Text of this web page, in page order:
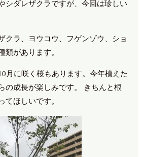
シダレザクラですが、今回は珍しい
クラ、ヨウコウ、フゲンゾウ、ショ
類があります。
月に咲く桜もあります。今年植えた
の成長が楽しみです。 きちんと根
てほしいです。